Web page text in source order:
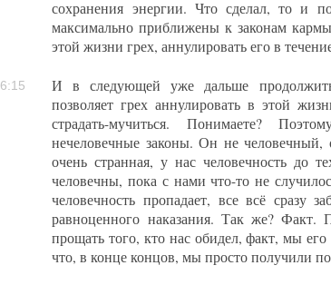
сохранения энергии. Что сделал, то и
максимально приближены к законам
этой жизни грех, аннулировать его в
И в следующей уже дальше
позволяет грех аннулировать в этой
страдать-мучиться. Понимаете?
нечеловечные законы. Он не человечный,
очень странная, у нас человечность до
человечны, пока с нами что-то не
человечность пропадает, все всё сразу
равноценного наказания. Так же?
прощать того, кто нас обидел, факт, мы
что, в конце концов, мы просто получили